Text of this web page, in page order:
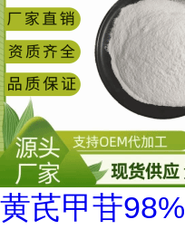
黄芪甲苷98%